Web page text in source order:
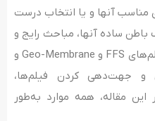
مناسب آنها و یا انتخاب درست
باطن ساده آنها، مباحث رایج و
گیج‌کننده‌ای شده‌اند. هم‌چنین فیلم‌های FFS و Geo-Membrane و
و جهت‌دهی کردن فیلم‌ها،
مقاله، همه موارد به‌طور